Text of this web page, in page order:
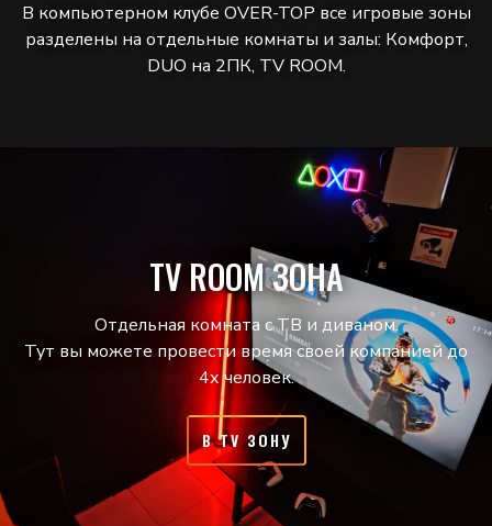
В компьютерном клубе OVER-TOP все игровые зоны
разделены на отдельные комнаты и залы: Комфорт,
DUO на 2ПК, TV ROOM.
TV ROOM ЗОНА
Отдельная комната с ТВ и диваном.
Тут вы можете провести время своей компанией до
4х человек.
В TV ЗОНУ